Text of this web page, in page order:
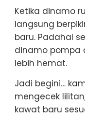
Ketika dinamo
langsung
baru. Padahal
dinamo pompa
lebih hemat.
Jadi begini…
mengecek
kawat baru